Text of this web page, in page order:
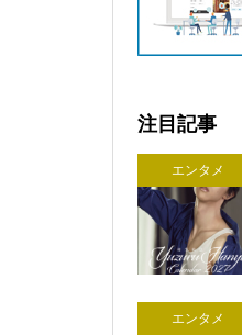
注目記事
エンタメ
エンタメ